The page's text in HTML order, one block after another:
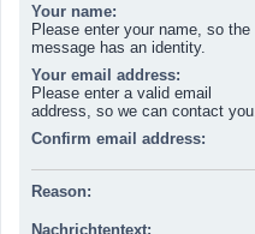
Your name:
Please enter your name, so the
message has an identity.
Your email address:
Please enter a valid email
address, so we can contact you.
Confirm email address:
Reason:
Nachrichtentext: